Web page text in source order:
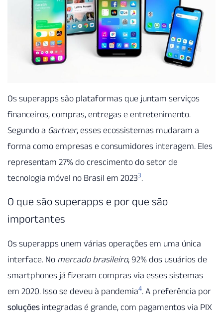
Os superapps são plataformas que juntam serviços
financeiros, compras, entregas e entretenimento.
Segundo a Gartner, esses ecossistemas mudaram a
forma como empresas e consumidores interagem. Eles
representam 27% do crescimento do setor de
tecnologia móvel no Brasil em 20233.
O que são superapps e por que são
importantes
Os superapps unem várias operações em uma única
interface. No mercado brasileiro, 92% dos usuários de
smartphones já fizeram compras via esses sistemas
em 2020. Isso se deveu à pandemia4. A preferência por
soluções integradas é grande, com pagamentos via PIX